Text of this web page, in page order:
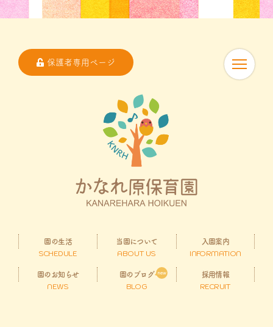
保護者専用ページ
園の生活
SCHEDULE
当園について
ABOUT US
入園案内
INFORMATION
園のお知らせ
NEWS
園のブログ
BLOG
採用情報
RECRUIT